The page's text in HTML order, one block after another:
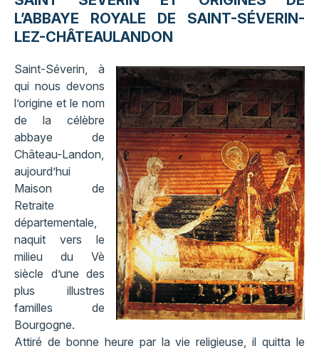
L’ABBAYE ROYALE DE SAINT-SÉVERIN-
LEZ-CHÂTEAULANDON
Saint-Séverin, à
qui nous devons
l’origine et le nom
de la célèbre
abbaye de
Château-Landon,
aujourd’hui
Maison de
Retraite
départementale,
naquit vers le
milieu du Vè
siècle d’une des
plus illustres
familles de
Bourgogne.
Attiré de bonne heure par la vie religieuse, il quitta le